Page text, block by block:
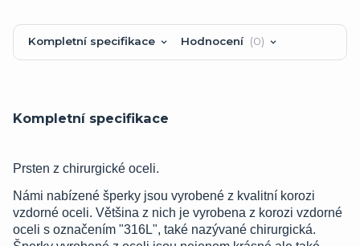
Kompletní specifikace Hodnocení 0
Kompletní specifikace
Prsten z chirurgické oceli.
Námi nabízené šperky jsou vyrobené z kvalitní korozi
vzdorné oceli. Většina z nich je vyrobena z korozi vzdorné
oceli s označením "316L", také nazývané chirurgická.